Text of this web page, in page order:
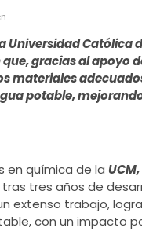
Universidad Católica
gracias al apoyo
materiales
potable,
en química de la UCM,
tres años de
extenso trabajo,
con un impacto